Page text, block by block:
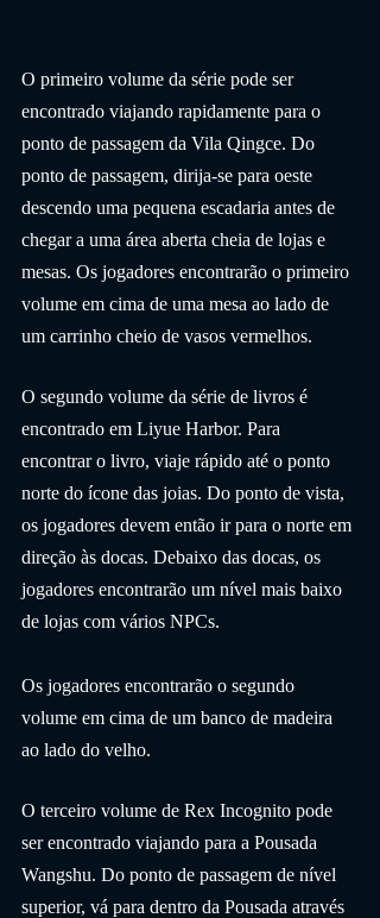
O primeiro volume da série pode ser
encontrado viajando rapidamente para o
ponto de passagem da Vila Qingce. Do
ponto de passagem, dirija-se para oeste
descendo uma pequena escadaria antes de
chegar a uma área aberta cheia de lojas e
mesas. Os jogadores encontrarão o primeiro
volume em cima de uma mesa ao lado de
um carrinho cheio de vasos vermelhos.
O segundo volume da série de livros é
encontrado em Liyue Harbor. Para
encontrar o livro, viaje rápido até o ponto
norte do ícone das joias. Do ponto de vista,
os jogadores devem então ir para o norte em
direção às docas. Debaixo das docas, os
jogadores encontrarão um nível mais baixo
de lojas com vários NPCs.
Os jogadores encontrarão o segundo
volume em cima de um banco de madeira
ao lado do velho.
O terceiro volume de Rex Incognito pode
ser encontrado viajando para a Pousada
Wangshu. Do ponto de passagem de nível
superior, vá para dentro da Pousada através